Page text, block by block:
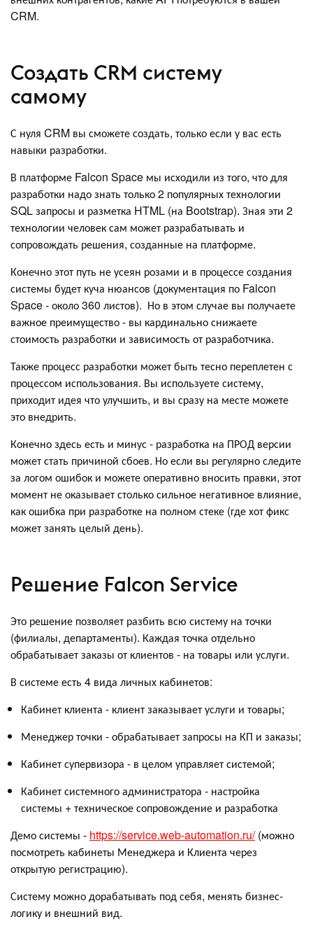
CRM.
Создать CRM систему
самому
С нуля CRM вы сможете создать, только если у вас есть
навыки разработки.
В платформе Falcon Space мы исходили из того, что для
разработки надо знать только 2 популярных технологии
SQL запросы и разметка HTML (на Bootstrap). Зная эти 2
технологии человек сам может разрабатывать и
сопровождать решения, созданные на платформе.
Конечно этот путь не усеян розами и в процессе создания
системы будет куча нюансов (документация по Falcon
Space - около 360 листов). Но в этом случае вы получаете
важное преимущество - вы кардинально снижаете
стоимость разработки и зависимость от разработчика.
Также процесс разработки может быть тесно переплетен с
процессом использования. Вы используете систему,
приходит идея что улучшить, и вы сразу на месте можете
это внедрить.
Конечно здесь есть и минус - разработка на ПРОД версии
может стать причиной сбоев. Но если вы регулярно следите
за логом ошибок и можете оперативно вносить правки, этот
момент не оказывает столько сильное негативное влияние,
как ошибка при разработке на полном стеке (где хот фикс
может занять целый день).
Решение Falcon Service
Это решение позволяет разбить всю систему на точки
(филиалы, департаменты). Каждая точка отдельно
обрабатывает заказы от клиентов - на товары или услуги.
В системе есть 4 вида личных кабинетов:
Кабинет клиента - клиент заказывает услуги и товары;
Менеджер точки - обрабатывает запросы на КП и заказы;
Кабинет супервизора - в целом управляет системой;
Кабинет системного администратора - настройка
системы + техническое сопровождение и разработка
Демо системы - https://service.web-automation.ru/(можно
посмотреть кабинеты Менеджера и Клиента через
открытую регистрацию).
Систему можно дорабатывать под себя, менять бизнес-
логику и внешний вид.